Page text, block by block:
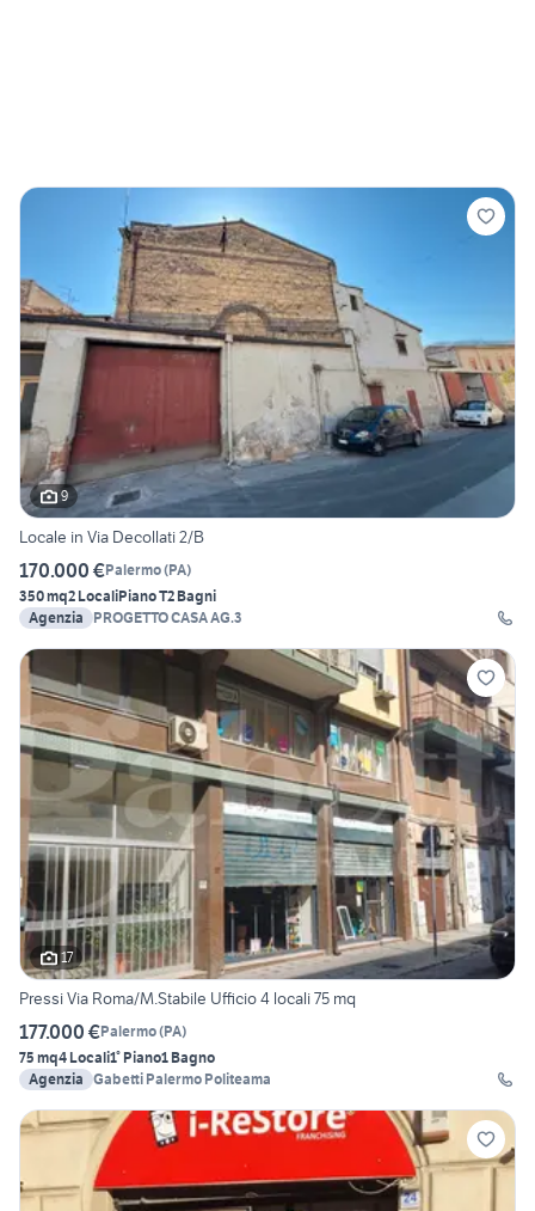
9
Locale in Via Decollati 2/B
170.000 €Palermo(PA)
350 mq2 LocaliPiano T2 Bagni
Agenzia
PROGETTO CASA AG.3
17
Pressi Via Roma/M.Stabile Ufficio 4 locali 75 mq
177.000 €Palermo(PA)
75 mq4 Locali1° Piano1 Bagno
Agenzia Gabetti Palermo Politeama